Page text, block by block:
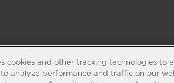
cookies and other tracking technologies to
analyze performance and traffic on our